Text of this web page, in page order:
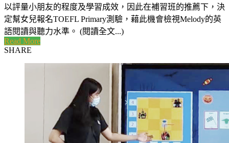
以評量小朋友的程度及學習成效，因此在補習班的推薦下，決
定幫女兒報名TOEFL Primary測驗，藉此機會檢視Melody的英
語閱讀與聽力水準。 (閱讀全文...)
Read More
SHARE